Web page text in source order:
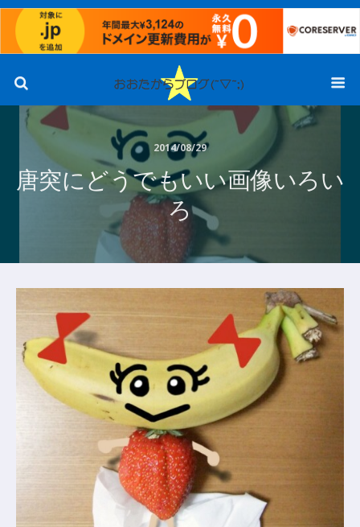
2014/08/29
唐突にどうでもいい画像いろい
ろ